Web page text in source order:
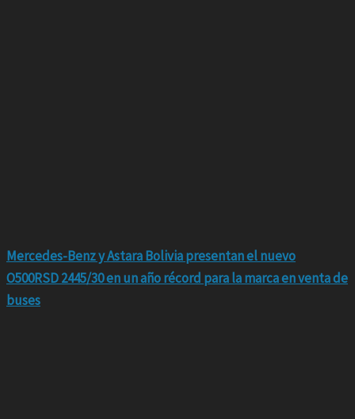
Mercedes-Benz y Astara Bolivia presentan el nuevo
O500RSD 2445/30 en un año récord para la marca en venta de
buses